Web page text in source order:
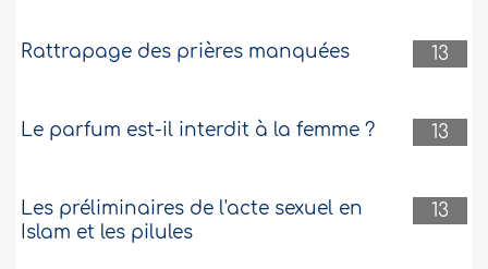
13
Rattrapage des prières manquées
13
Le parfum est-il interdit à la femme ?
13
Les préliminaires de l'acte sexuel en
Islam et les pilules